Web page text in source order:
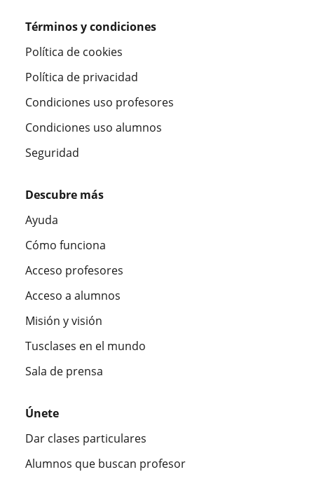
Términos y condiciones
Política de cookies
Política de privacidad
Condiciones uso profesores
Condiciones uso alumnos
Seguridad
Descubre más
Ayuda
Cómo funciona
Acceso profesores
Acceso a alumnos
Misión y visión
Tusclases en el mundo
Sala de prensa
Únete
Dar clases particulares
Alumnos que buscan profesor